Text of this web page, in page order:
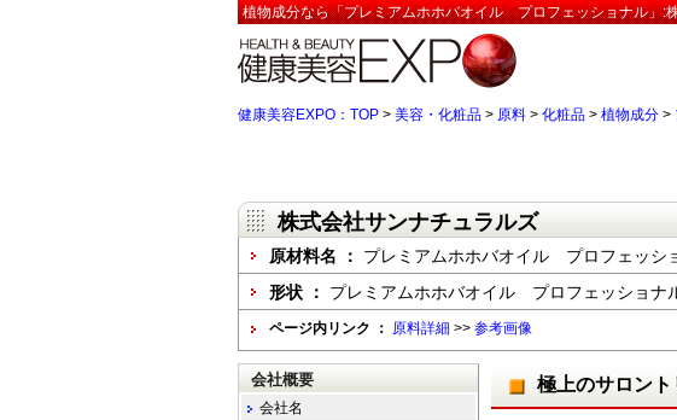
植物成分なら「プレミアムホホバオイル プロフェッショナル」:
健康美容EXPO：TOP > 美容・化粧品 > 原料 > 化粧品 > 植物成分 >
株式会社サンナチュラルズ
原材料名 ： プレミアムホホバオイル プロフェッシ
形状 ： プレミアムホホバオイル プロフェッショ
ページ内リンク ： 原料詳細 >> 参考画像
極上のサロン
会社概要
会社名